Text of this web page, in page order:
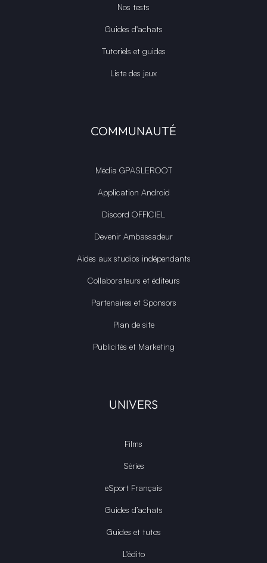
Nos tests
Guides d'achats
Tutoriels et guides
Liste des jeux
COMMUNAUTÉ
Média GPASLEROOT
Application Android
Discord OFFICIEL
Devenir Ambassadeur
Aides aux studios indépendants
Collaborateurs et éditeurs
Partenaires et Sponsors
Plan de site
Publicités et Marketing
UNIVERS
Films
Séries
eSport Français
Guides d’achats
Guides et tutos
L'édito